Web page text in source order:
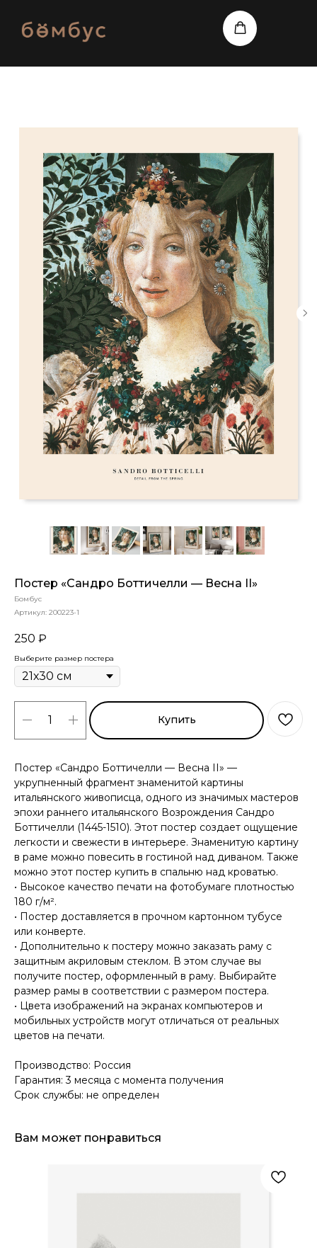
Постер «Сандро Боттичелли — Весна II»
Бомбус
Артикул: 200223-1
250 ₽
Выберите размер постера
Купить
Постер «Сандро Боттичелли — Весна II» —
укрупненный фрагмент знаменитой картины
итальянского живописца, одного из значимых мастеров
эпохи раннего итальянского Возрождения Сандро
Боттичелли (1445-1510). Этот постер создает ощущение
легкости и свежести в интерьере. Знаменитую картину
в раме можно повесить в гостиной над диваном. Также
можно этот постер купить в спальню над кроватью.
• Высокое качество печати на фотобумаге плотностью
180 г/м².
• Постер доставляется в прочном картонном тубусе
или конверте.
• Дополнительно к постеру можно заказать раму с
защитным акриловым стеклом. В этом случае вы
получите постер, оформленный в раму. Выбирайте
размер рамы в соответствии с размером постера.
• Цвета изображений на экранах компьютеров и
мобильных устройств могут отличаться от реальных
цветов на печати.
Производство: Россия
Гарантия: 3 месяца с момента получения
Срок службы: не определен
Вам может понравиться